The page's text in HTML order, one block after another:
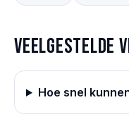
Veelgestelde
Hoe snel